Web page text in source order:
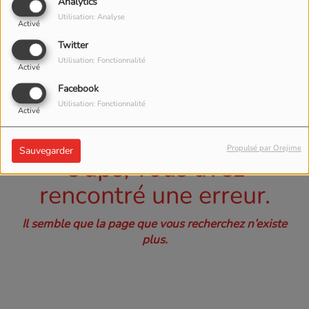
Activé
Utilisation: Analyse
Twitter
Activé
Utilisation: Fonctionnalité
Facebook
Activé
Utilisation: Fonctionnalité
Sauvegarder Propulsé par Orejime
Oups, vous avez
rencontré une erreur.
Il semble que la page que vous recherchez n’existe
plus.